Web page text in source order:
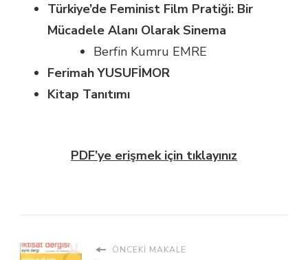
Türkiye’de Feminist Film Pratiği: Bir
Mücadele Alanı Olarak Sinema
Berfin Kumru EMRE
Ferimah YUSUFİMOR
Kitap Tanıtımı
PDF’ye erişmek için tıklayınız
ÖNCEKI MAKALE